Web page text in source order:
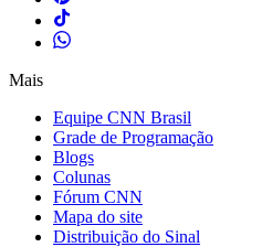
Mais
Equipe CNN Brasil
Grade de Programação
Blogs
Colunas
Fórum CNN
Mapa do site
Distribuição do Sinal